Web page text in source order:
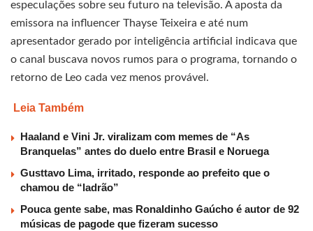
especulações sobre seu futuro na televisão. A aposta da
emissora na influencer Thayse Teixeira e até num
apresentador gerado por inteligência artificial indicava que
o canal buscava novos rumos para o programa, tornando o
retorno de Leo cada vez menos provável.
Leia Também
Haaland e Vini Jr. viralizam com memes de “As
Branquelas” antes do duelo entre Brasil e Noruega
Gusttavo Lima, irritado, responde ao prefeito que o
chamou de “ladrão”
Pouca gente sabe, mas Ronaldinho Gaúcho é autor de 92
músicas de pagode que fizeram sucesso